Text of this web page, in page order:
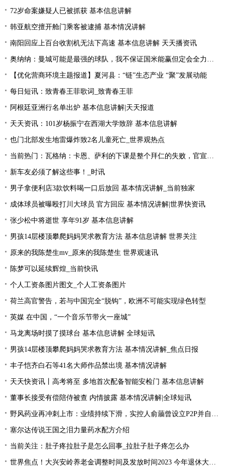
72岁命案嫌疑人已被抓获 基本信息讲解
韩亚航空擅开舱门乘客被逮捕 基本情况讲解
南阳回应上百台收割机无法下高速 基本信息讲解 天天播资讯
奥纳纳：曼城可能是最强的球队，我不保证国米能赢但定会全力以赴|环球最新
【优化营商环境主题报道】夏河县：“链”生态产业 “聚”发展动能
每日短讯：致青春王菲歌词_致青春王菲
阿根廷亚洲行名单出炉 基本信息讲解|天天报道
天天资讯：101岁杨振宁在西湖大学致辞 基本信息讲解
也门北部发生地雷爆炸致2名儿童死亡_世界观热点
当前热门：瓦格纳：卡恩、萨利的下课是整个拜仁的失败，官宣的时机让我无言
新车友必须了解这些事！_时讯
男子拿便利店3款饮料喝一口后放回 基本情况讲解_当前独家
成体球员被曝殴打川大球员 官方回应 基本情况讲解|世界快资讯
张少松中将逝世 享年91岁 基本信息讲解
男孩14层楼顶攀爬妈妈哭求教育方法 基本信息讲解 世界关注
原来的我陈楚生mv_原来的我陈楚生 世界观速讯
陈梦可以延续辉煌_当前快讯
个人工资条图片图文_个人工资条图片
荷兰高官警告，若与中国完全“脱钩”，欧洲不可能实现绿色转型
英媒 在中国，“一个音乐节带火一座城”
马龙离场时摸了摸球台 基本信息讲解 全球短讯
男孩14层楼顶攀爬妈妈哭求教育方法 基本情况讲解_焦点日报
丰子恺齐白石等41名大师作品禁出境 基本情况讲解
天天快资讯丨高考将至 多地首次配备智能安检门 基本信息讲解
董事长接受有偿陪侍被查 内情披露 基本情况讲解|全球短讯
野风药业再冲刺上市：业绩持续下滑，实控人俞蘠曾设立P2P并自融 天天观察
塞尔达传说王国之泪力量药水配方介绍
当前关注：肚子疼拉肚子是怎么回事_拉肚子肚子疼怎么办
世界焦点！大兴安岭养老金调整时间及发放时间2023 今年退休大概会涨的的？